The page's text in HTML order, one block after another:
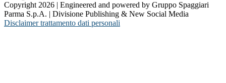
Copyright 2026 | Engineered and powered by Gruppo Spaggiari
Parma S.p.A. | Divisione Publishing & New Social Media
Disclaimer trattamento dati personali